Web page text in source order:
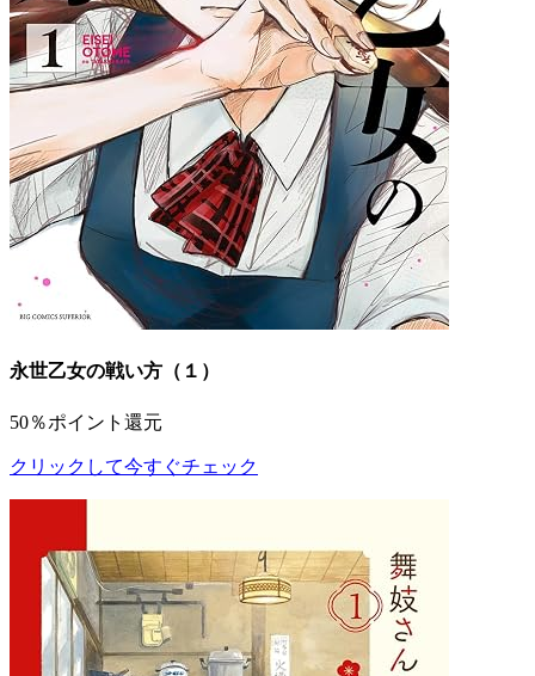
永世乙女の戦い方（１）
50％ポイント還元
クリックして今すぐチェック